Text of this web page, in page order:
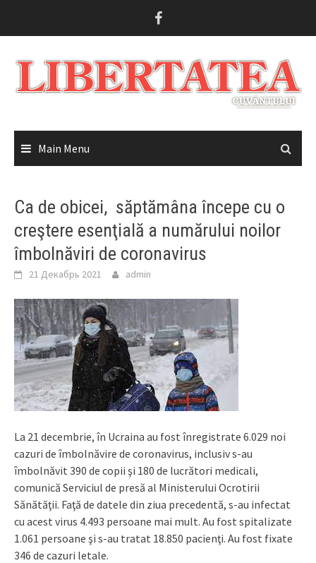
Main Menu
Ca de obicei, săptămâna începe cu o
creştere esenţială a numărului noilor
îmbolnăviri de coronavirus
21 Декабрь 2021 admin
La 21 decembrie, în Ucraina au fost înregistrate 6.029 noi
cazuri de îmbolnăvire de coronavirus, inclusiv s-au
îmbolnăvit 390 de copii şi 180 de lucrători medicali,
comunică Serviciul de presă al Ministerului Ocrotirii
Sănătăţii. Faţă de datele din ziua precedentă, s-au infectat
cu acest virus 4.493 persoane mai mult. Au fost spitalizate
1.061 persoane şi s-au tratat 18.850 pacienţi. Au fost fixate
346 de cazuri letale.